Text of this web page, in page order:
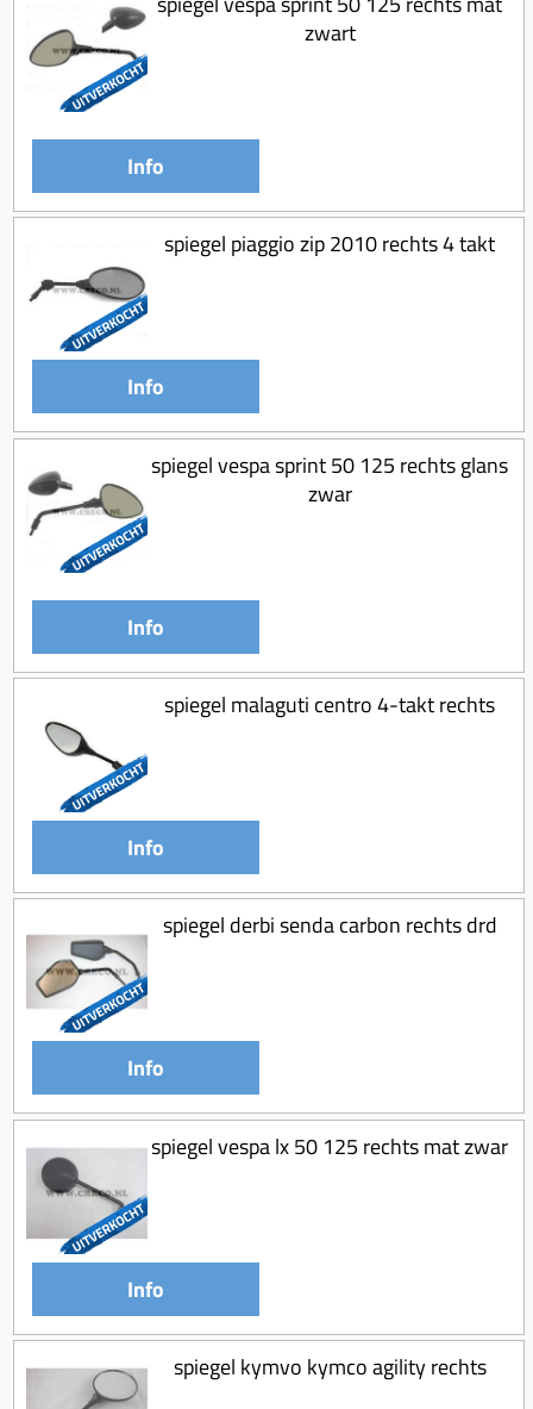
zwart
Info
spiegel piaggio zip 2010 rechts 4 takt
Info
spiegel vespa sprint 50 125 rechts glans
zwar
Info
spiegel malaguti centro 4-takt rechts
Info
spiegel derbi senda carbon rechts drd
Info
spiegel vespa lx 50 125 rechts mat zwar
Info
spiegel kymvo kymco agility rechts